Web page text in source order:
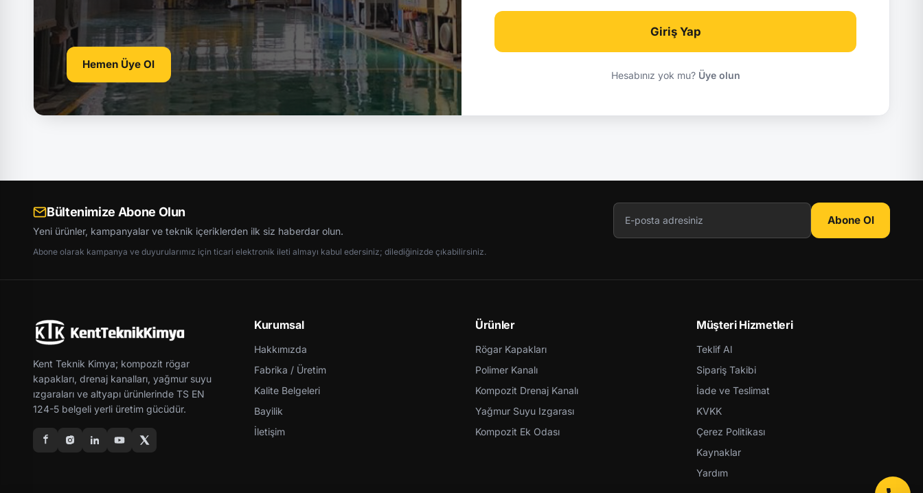
Hemen Üye Ol
Giriş Yap
Hesabınız yok mu? Üye olun
Bültenimize Abone Olun
Yeni ürünler, kampanyalar ve teknik içeriklerden ilk siz haberdar olun.
Abone Ol
Abone olarak kampanya ve duyurularımız için ticari elektronik ileti almayı kabul edersiniz; dilediğinizde çıkabilirsiniz.
Kent Teknik Kimya; kompozit rögar
kapakları, drenaj kanalları, yağmur suyu
ızgaraları ve altyapı ürünlerinde TS EN
124-5 belgeli yerli üretim gücüdür.
Kurumsal
Hakkımızda
Fabrika / Üretim
Kalite Belgeleri
Bayilik
İletişim
Ürünler
Rögar Kapakları
Polimer Kanalı
Kompozit Drenaj Kanalı
Yağmur Suyu Izgarası
Kompozit Ek Odası
Müşteri Hizmetleri
Teklif Al
Sipariş Takibi
İade ve Teslimat
KVKK
Çerez Politikası
Kaynaklar
Yardım